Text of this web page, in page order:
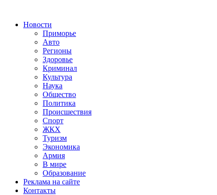
Новости
Приморье
Авто
Регионы
Здоровье
Криминал
Культура
Наука
Общество
Политика
Происшествия
Спорт
ЖКХ
Туризм
Экономика
Армия
В мире
Образование
Реклама на сайте
Контакты